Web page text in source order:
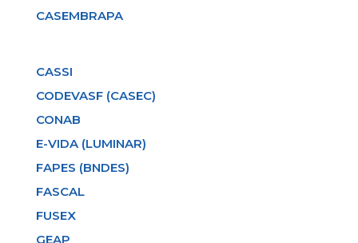
CASEMBRAPA
CASSI
CODEVASF (CASEC)
CONAB
E-VIDA (LUMINAR)
FAPES (BNDES)
FASCAL
FUSEX
GEAP